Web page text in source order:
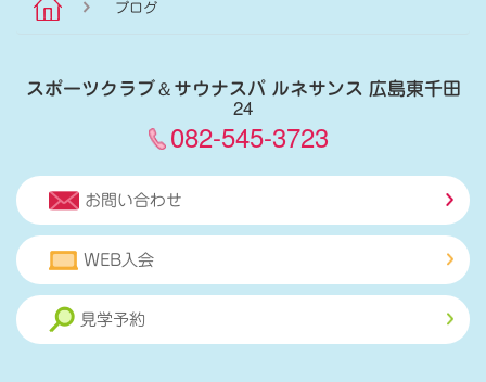
ブログ
スポーツクラブ＆サウナスパ ルネサンス 広島東千田
24
082-545-3723
お問い合わせ
WEB入会
見学予約